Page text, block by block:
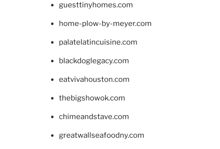
guesttinyhomes.com
home-plow-by-meyer.com
palatelatincuisine.com
blackdoglegacy.com
eatvivahouston.com
thebigshowok.com
chimeandstave.com
greatwallseafoodny.com